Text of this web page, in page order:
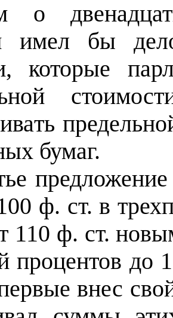
о
имел бы
которые
бумаг.
ф. ст. в
110 ф. ст.
процентов до
внес